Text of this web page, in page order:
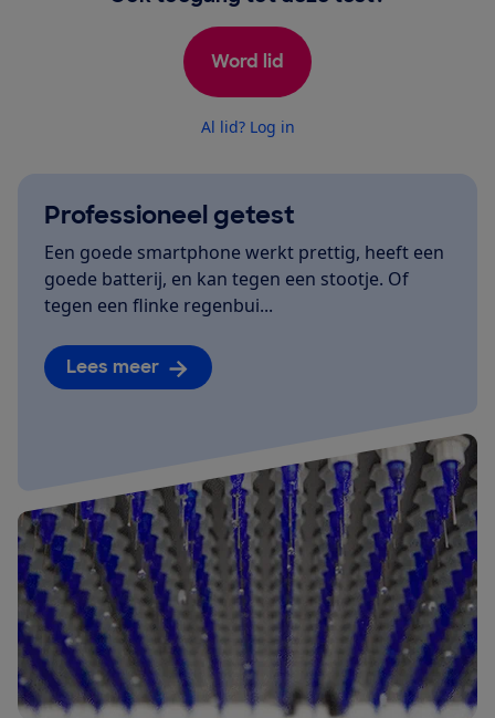
Word lid
Al lid? Log in
Professioneel getest
Een goede smartphone werkt prettig, heeft een
goede batterij, en kan tegen een stootje. Of
tegen een flinke regenbui...
Lees meer